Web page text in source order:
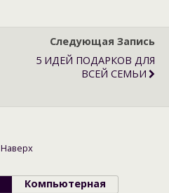
Следующая Запись
5 ИДЕЙ ПОДАРКОВ ДЛЯ
ВСЕЙ СЕМЬИ
Наверх
Компьютерная